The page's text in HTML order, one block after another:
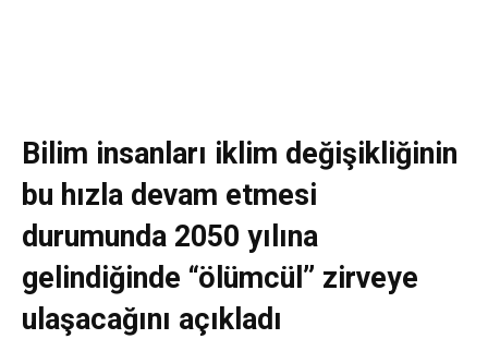
Bilim insanları iklim değişikliğinin
bu hızla devam etmesi
durumunda 2050 yılına
gelindiğinde “ölümcül” zirveye
ulaşacağını açıkladı